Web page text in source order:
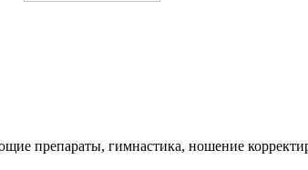
препараты, гимнастика, ношение